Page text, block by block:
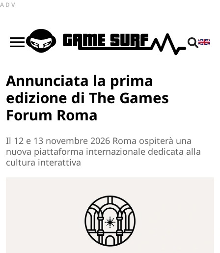
ADV
Annunciata la prima
edizione di The Games
Forum Roma
Il 12 e 13 novembre 2026 Roma ospiterà una
nuova piattaforma internazionale dedicata alla
cultura interattiva